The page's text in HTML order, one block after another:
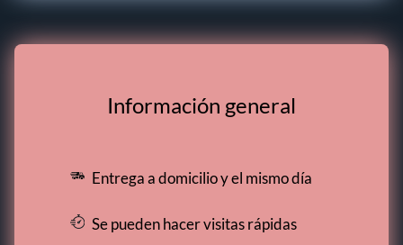
Información general
Entrega a domicilio y el mismo día
Se pueden hacer visitas rápidas